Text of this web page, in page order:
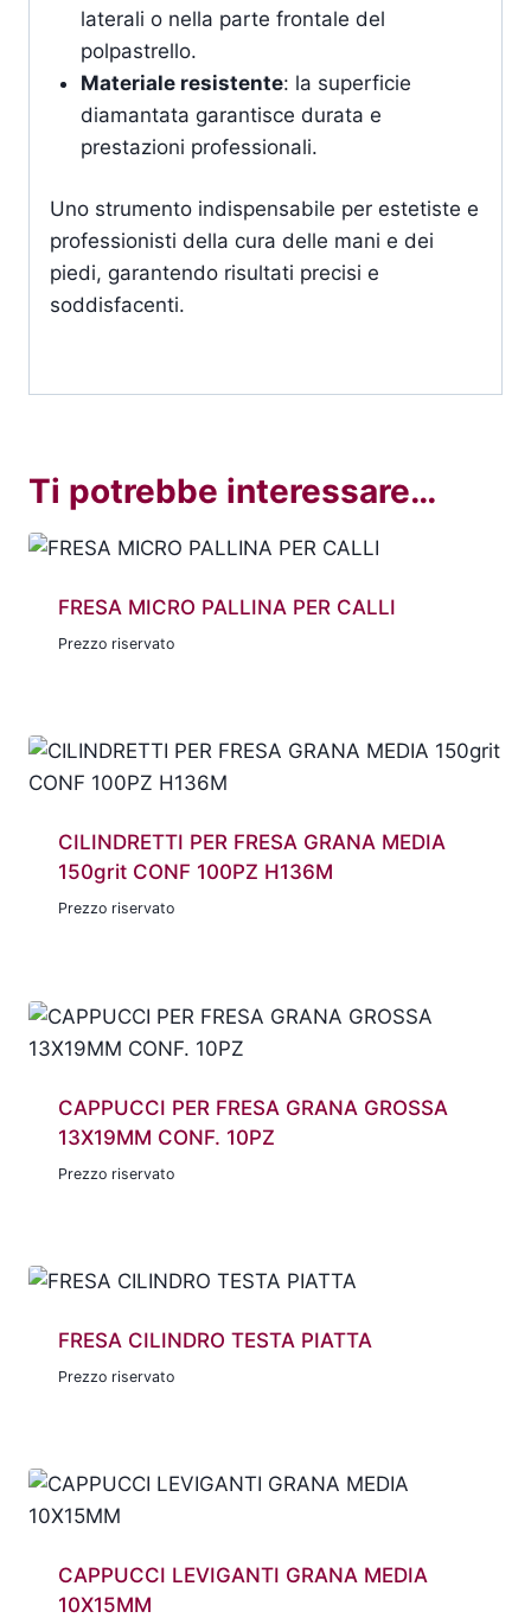
laterali o nella parte frontale del
polpastrello.
Materiale resistente: la superficie
diamantata garantisce durata e
prestazioni professionali.
Uno strumento indispensabile per estetiste e
professionisti della cura delle mani e dei
piedi, garantendo risultati precisi e
soddisfacenti.
Ti potrebbe interessare…
FRESA MICRO PALLINA PER CALLI
Prezzo riservato
CILINDRETTI PER FRESA GRANA MEDIA
150grit CONF 100PZ H136M
Prezzo riservato
CAPPUCCI PER FRESA GRANA GROSSA
13X19MM CONF. 10PZ
Prezzo riservato
FRESA CILINDRO TESTA PIATTA
Prezzo riservato
CAPPUCCI LEVIGANTI GRANA MEDIA
10X15MM